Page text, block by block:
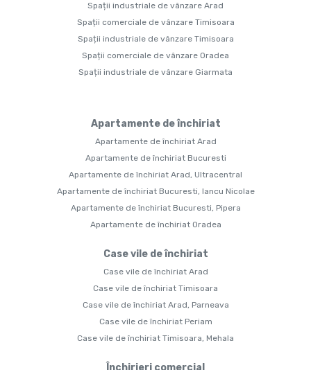
Spații industriale de vânzare Arad
Spații comerciale de vânzare Timisoara
Spații industriale de vânzare Timisoara
Spații comerciale de vânzare Oradea
Spații industriale de vânzare Giarmata
Apartamente de închiriat
Apartamente de închiriat Arad
Apartamente de închiriat Bucuresti
Apartamente de închiriat Arad, Ultracentral
Apartamente de închiriat Bucuresti, Iancu Nicolae
Apartamente de închiriat Bucuresti, Pipera
Apartamente de închiriat Oradea
Case vile de închiriat
Case vile de închiriat Arad
Case vile de închiriat Timisoara
Case vile de închiriat Arad, Parneava
Case vile de închiriat Periam
Case vile de închiriat Timisoara, Mehala
Închirieri comercial